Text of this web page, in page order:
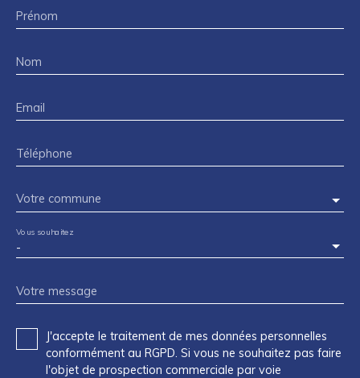
Prénom
Nom
Email
Téléphone
Votre commune
-
Vous souhaitez
Votre message
J'accepte le traitement de mes données personnelles
conformément au RGPD. Si vous ne souhaitez pas faire
l'objet de prospection commerciale par voie